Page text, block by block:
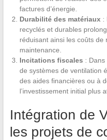
factures d’énergie.
Durabilité des matériaux:
recyclés et durables
réduisant ainsi les coûts de
maintenance.
Incitations fiscales : Dans
de systèmes de ventilation
des aides financières ou à
l’investissement initial plus
Intégration de
les projets de